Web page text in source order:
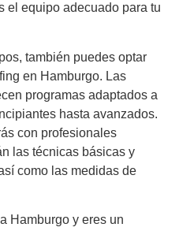
el equipo adecuado para tu
también puedes optar
en Hamburgo. Las
programas adaptados a
hasta avanzados.
con profesionales
las técnicas básicas y
como las medidas de
Hamburgo y eres un